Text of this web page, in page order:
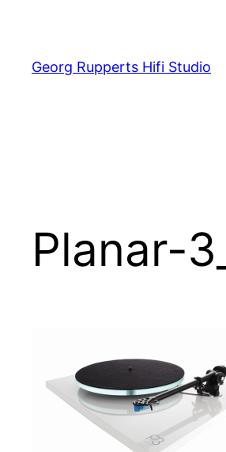
springen
Georg Rupperts Hifi Studio
Planar-